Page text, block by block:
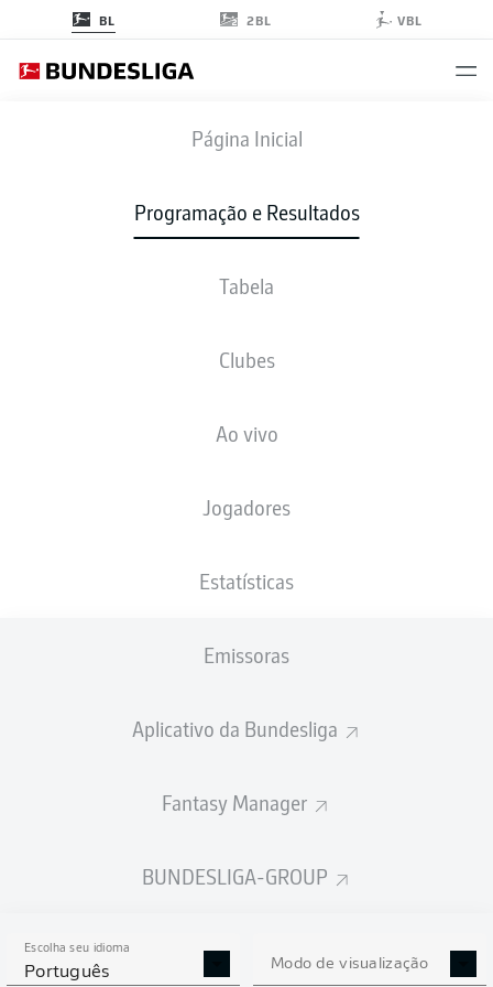
BL 2BL VBL
Página Inicial
Programação e Resultados
Tabela
Clubes
Ao vivo
Jogadores
Estatísticas
Emissoras
Aplicativo da Bundesliga
Fantasy Manager
BUNDESLIGA-GROUP
Escolha seu idioma
Português Modo de visualização
M05 SGE
ESCALAÇÕES
0